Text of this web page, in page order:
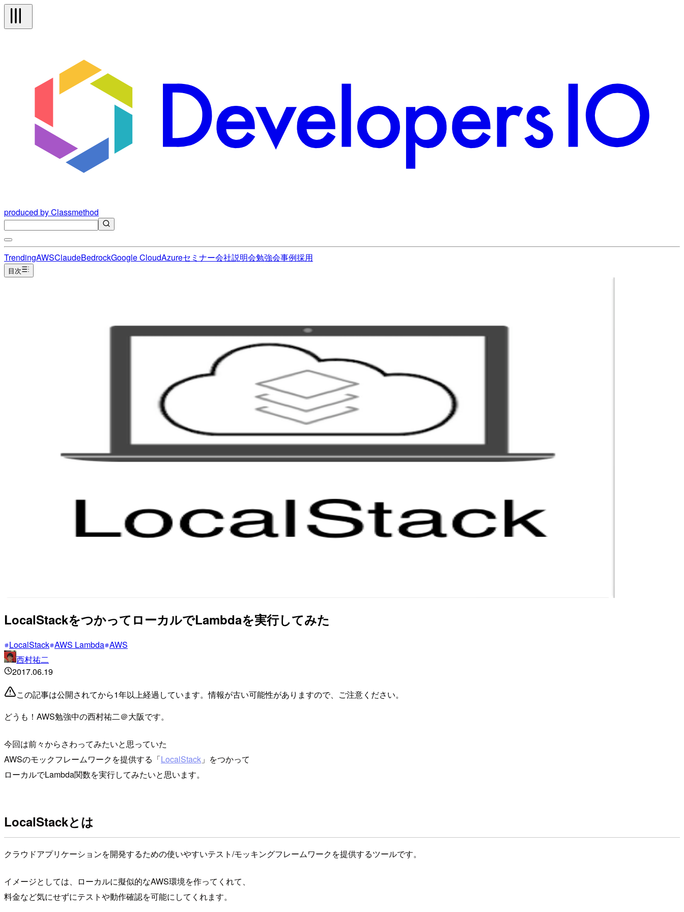
produced by Classmethod
TrendingAWSClaudeBedrockGoogle CloudAzureセミナー会社説明会勉強会事例採用
目次
LocalStackをつかってローカルでLambdaを実行してみた
LocalStack AWS Lambda AWS
西村祐二
2017.06.19
この記事は公開されてから1年以上経過しています。情報が古い可能性がありますので、ご注意ください。
どうも！AWS勉強中の西村祐二＠大阪です。
今回は前々からさわってみたいと思っていた
AWSのモックフレームワークを提供する「LocalStack 」をつかって
ローカルでLambda関数を実行してみたいと思います。
LocalStackとは
クラウドアプリケーションを開発するための使いやすいテスト/モッキングフレームワークを提供するツールです。
イメージとしては、ローカルに擬似的なAWS環境を作ってくれて、
料金など気にせずにテストや動作確認を可能にしてくれます。